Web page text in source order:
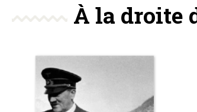
À la droite